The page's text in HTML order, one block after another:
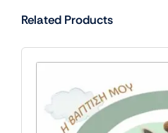
Related Products